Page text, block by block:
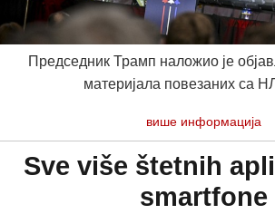
Председник Трамп наложио је
материјала повезаних са
више информација
Sve više štetnih
smartfone